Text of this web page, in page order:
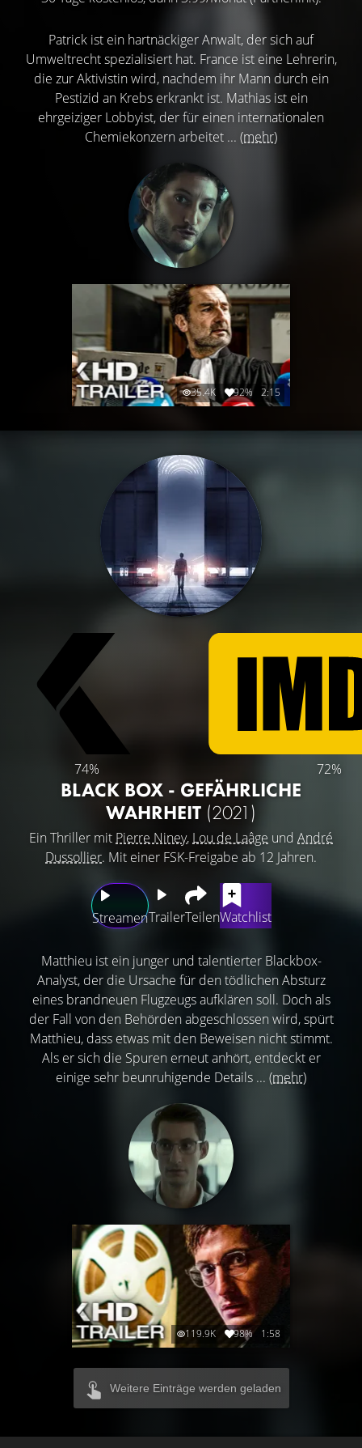
Patrick ist ein hartnäckiger Anwalt, der sich auf
Umweltrecht spezialisiert hat. France ist eine Lehrerin,
die zur Aktivistin wird, nachdem ihr Mann durch ein
Pestizid an Krebs erkrankt ist. Mathias ist ein
ehrgeiziger Lobbyist, der für einen internationalen
Chemiekonzern arbeitet ... (mehr)
35.4K 92% 2:15
74% 72%
BLACK BOX - GEFÄHRLICHE
WAHRHEIT (2021)
Ein Thriller mit Pierre Niney, Lou de Laâge und André
Dussollier. Mit einer FSK-Freigabe ab 12 Jahren.
StreamenTrailerTeilenWatchlist
Matthieu ist ein junger und talentierter Blackbox-
Analyst, der die Ursache für den tödlichen Absturz
eines brandneuen Flugzeugs aufklären soll. Doch als
der Fall von den Behörden abgeschlossen wird, spürt
Matthieu, dass etwas mit den Beweisen nicht stimmt.
Als er sich die Spuren erneut anhört, entdeckt er
einige sehr beunruhigende Details ... (mehr)
119.9K 98% 1:58
Weitere Einträge werden geladen